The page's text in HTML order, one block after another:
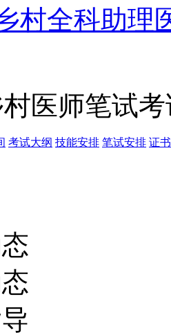
村全科助理
村医师笔试
考试大纲 技能安排 笔试安排 证